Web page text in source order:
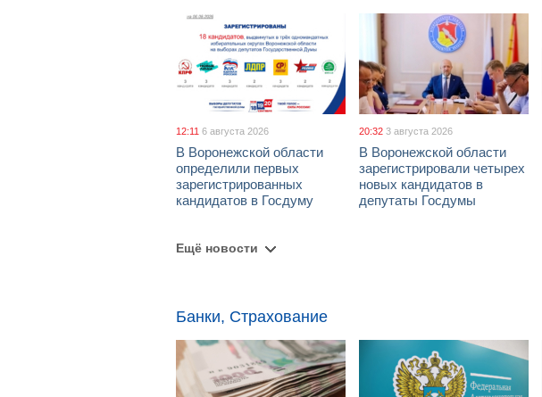
12:11 6 августа 2026
В Воронежской области
определили первых
зарегистрированных
кандидатов в Госдуму
20:32 3 августа 2026
В Воронежской области
зарегистрировали четырех
новых кандидатов в
депутаты Госдумы
Ещё новости
Банки, Страхование